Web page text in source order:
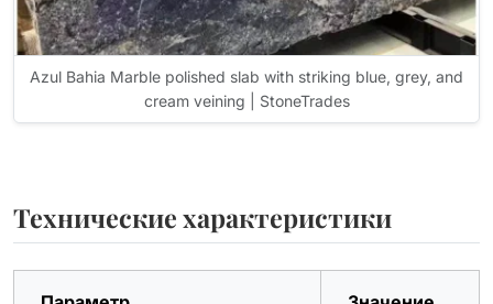
Azul Bahia Marble polished slab with striking blue, grey, and
cream veining | StoneTrades
Технические характеристики